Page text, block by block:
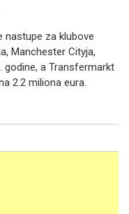
nastupe za klubove
Manchester Cityja,
godine, a Transfermarkt
2.2 miliona eura.